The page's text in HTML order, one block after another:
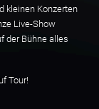
kleinen Konzerten
Live-Show
der Bühne alles
Tour!